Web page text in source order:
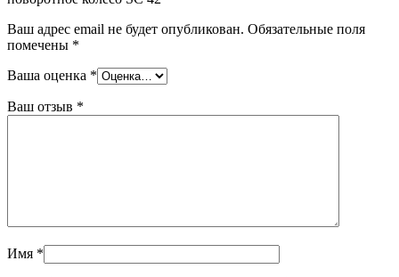
Ваш адрес email не будет опубликован. Обязательные поля
помечены *
Ваша оценка *
Ваш отзыв *
Имя *